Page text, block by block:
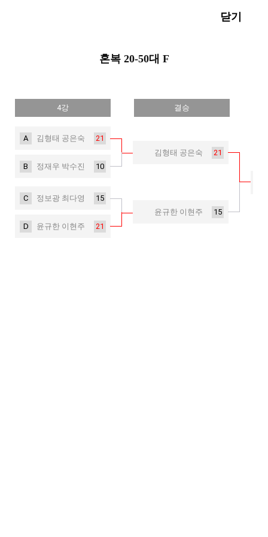
닫기
혼복 20-50대 F
4강 결승
A 김형태 공은숙 21
B 정재우 박수진 10
C 정보광 최다영 15
D 윤규한 이현주 21
김형태 공은숙 21
윤규한 이현주 15